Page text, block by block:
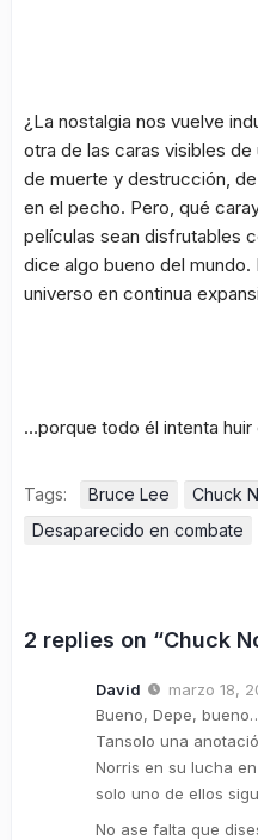
¿La nostalgia nos vuelve
otra de las caras visibles de
de muerte y destrucción,
en el pecho. Pero, qué
películas sean disfrutables
dice algo bueno del
universo en continua
…porque todo él intenta huir
Tags: Bruce Lee Chuck
Desaparecido en combate
2 replies on “Chuck
David
marzo 18,
Bueno, Depe,
Tansolo una
Norris en su lucha
solo uno de ellos
No ase falta que